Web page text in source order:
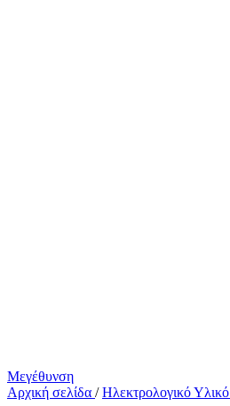
Μεγέθυνση
Αρχική σελίδα / Ηλεκτρολογικό Υλικό